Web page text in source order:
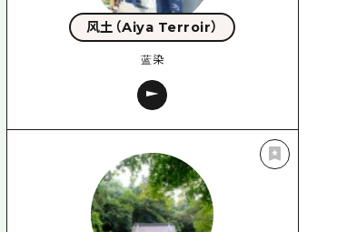
风土（Aiya Terroir）
蓝染